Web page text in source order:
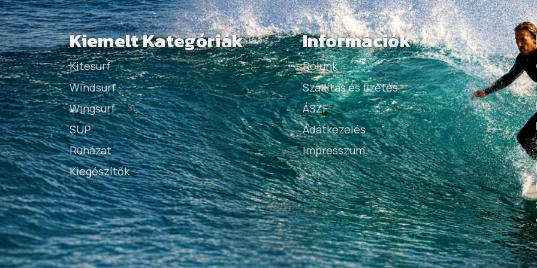
Kiemelt Kategóriák
Kitesurf
Windsurf
Wingsurf
SUP
Ruházat
Kiegészítők
Információk
Rólunk
Szállítás és fizetés
ÁSZF
Adatkezelés
Impresszum